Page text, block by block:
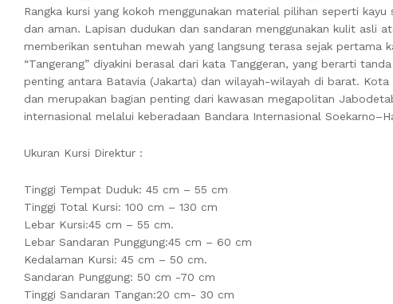
Rangka kursi yang kokoh menggunakan material pilihan seperti
dan aman. Lapisan dudukan dan sandaran menggunakan kulit
memberikan sentuhan mewah yang langsung terasa sejak
“Tangerang” diyakini berasal dari kata Tanggeran, yang berarti
penting antara Batavia (Jakarta) dan wilayah-wilayah di barat.
dan merupakan bagian penting dari kawasan megapolitan
internasional melalui keberadaan Bandara Internasional
Ukuran Kursi Direktur :
Tinggi Tempat Duduk: 45 cm – 55 cm
Tinggi Total Kursi: 100 cm – 130 cm
Lebar Kursi:45 cm – 55 cm.
Lebar Sandaran Punggung:45 cm – 60 cm
Kedalaman Kursi: 45 cm – 50 cm.
Sandaran Punggung: 50 cm -70 cm
Tinggi Sandaran Tangan:20 cm- 30 cm